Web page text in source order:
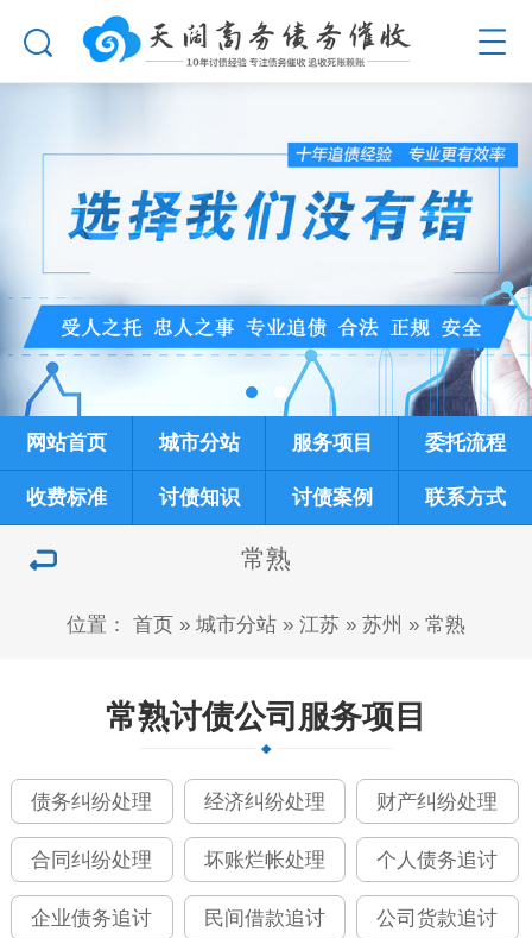
网站首页 城市分站 服务项目 委托流程
收费标准 讨债知识 讨债案例 联系方式
常熟
位置： 首页 » 城市分站 » 江苏 » 苏州 » 常熟
常熟讨债公司服务项目
债务纠纷处理 经济纠纷处理 财产纠纷处理
合同纠纷处理 坏账烂帐处理 个人债务追讨
企业债务追讨 民间借款追讨 公司货款追讨